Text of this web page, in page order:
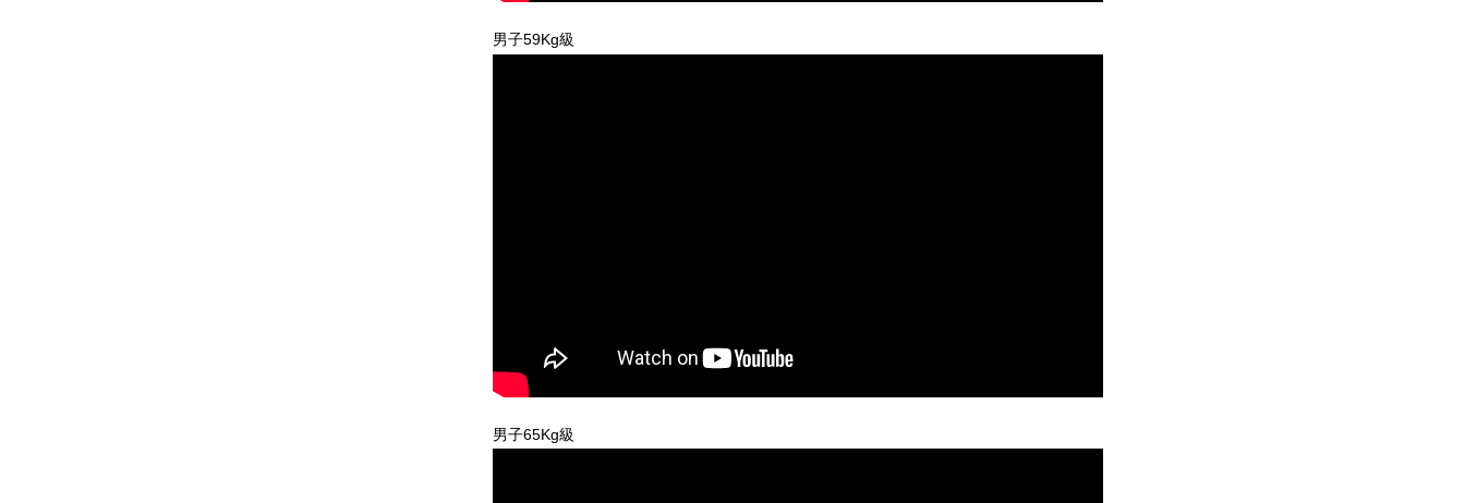
男子59Kg級
男子65Kg級